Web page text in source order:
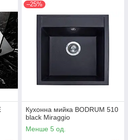
–25%
Кухонна мийка BODRUM 510
black Miraggio
Менше 5 од.